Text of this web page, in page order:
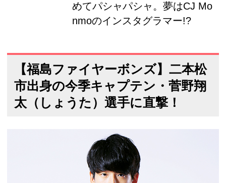
めてパシャパシャ。夢はCJ Mo
nmoのインスタグラマー!?
【福島ファイヤーボンズ】二本松
市出身の今季キャプテン・菅野翔
太（しょうた）選手に直撃！